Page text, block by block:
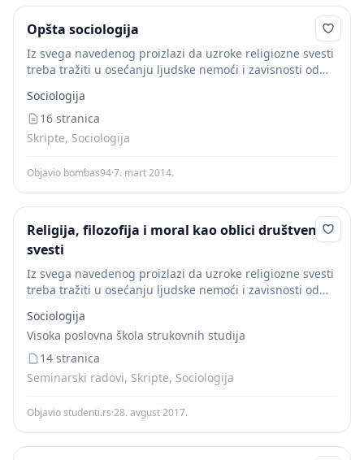
Opšta sociologija
Iz svega navedenog proizlazi da uzroke religiozne svesti
treba tražiti u osećanju ljudske nemoći i zavisnosti od
poznavao. Prema tome, religija je...
Sociologija
16 stranica
Skripte, Sociologija
Objavio bombas94·7. mart 2014.
Religija, filozofija i moral kao oblici društvene
svesti
Iz svega navedenog proizlazi da uzroke religiozne svesti
treba tražiti u osećanju ljudske nemoći i zavisnosti od
poznavao. Prema tome, religija je...
Sociologija
Visoka poslovna škola strukovnih studija
14 stranica
Seminarski radovi, Skripte, Sociologija
Objavio studenti.rs·28. avgust 2017.